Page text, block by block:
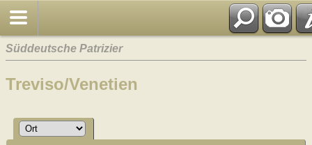
Süddeutsche Patrizier
Treviso/Venetien